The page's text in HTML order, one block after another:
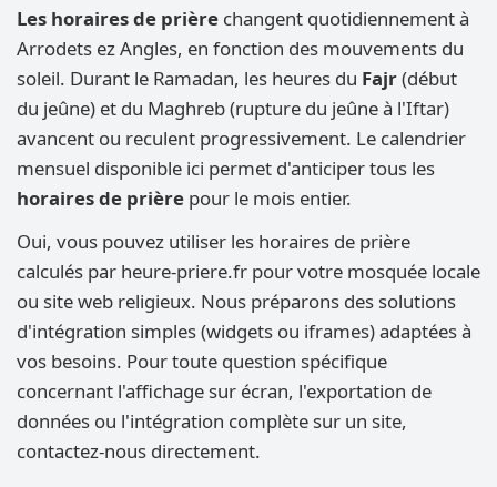
Les horaires de prière changent quotidiennement à
Arrodets ez Angles, en fonction des mouvements du
soleil. Durant le Ramadan, les heures du Fajr(début
du jeûne) et du Maghreb (rupture du jeûne à l'Iftar)
avancent ou reculent progressivement. Le calendrier
mensuel disponible ici permet d'anticiper tous les
horaires de prière pour le mois entier.
Oui, vous pouvez utiliser les horaires de prière
calculés par heure-priere.fr pour votre mosquée locale
ou site web religieux. Nous préparons des solutions
d'intégration simples (widgets ou iframes) adaptées à
vos besoins. Pour toute question spécifique
concernant l'affichage sur écran, l'exportation de
données ou l'intégration complète sur un site,
contactez-nous directement.